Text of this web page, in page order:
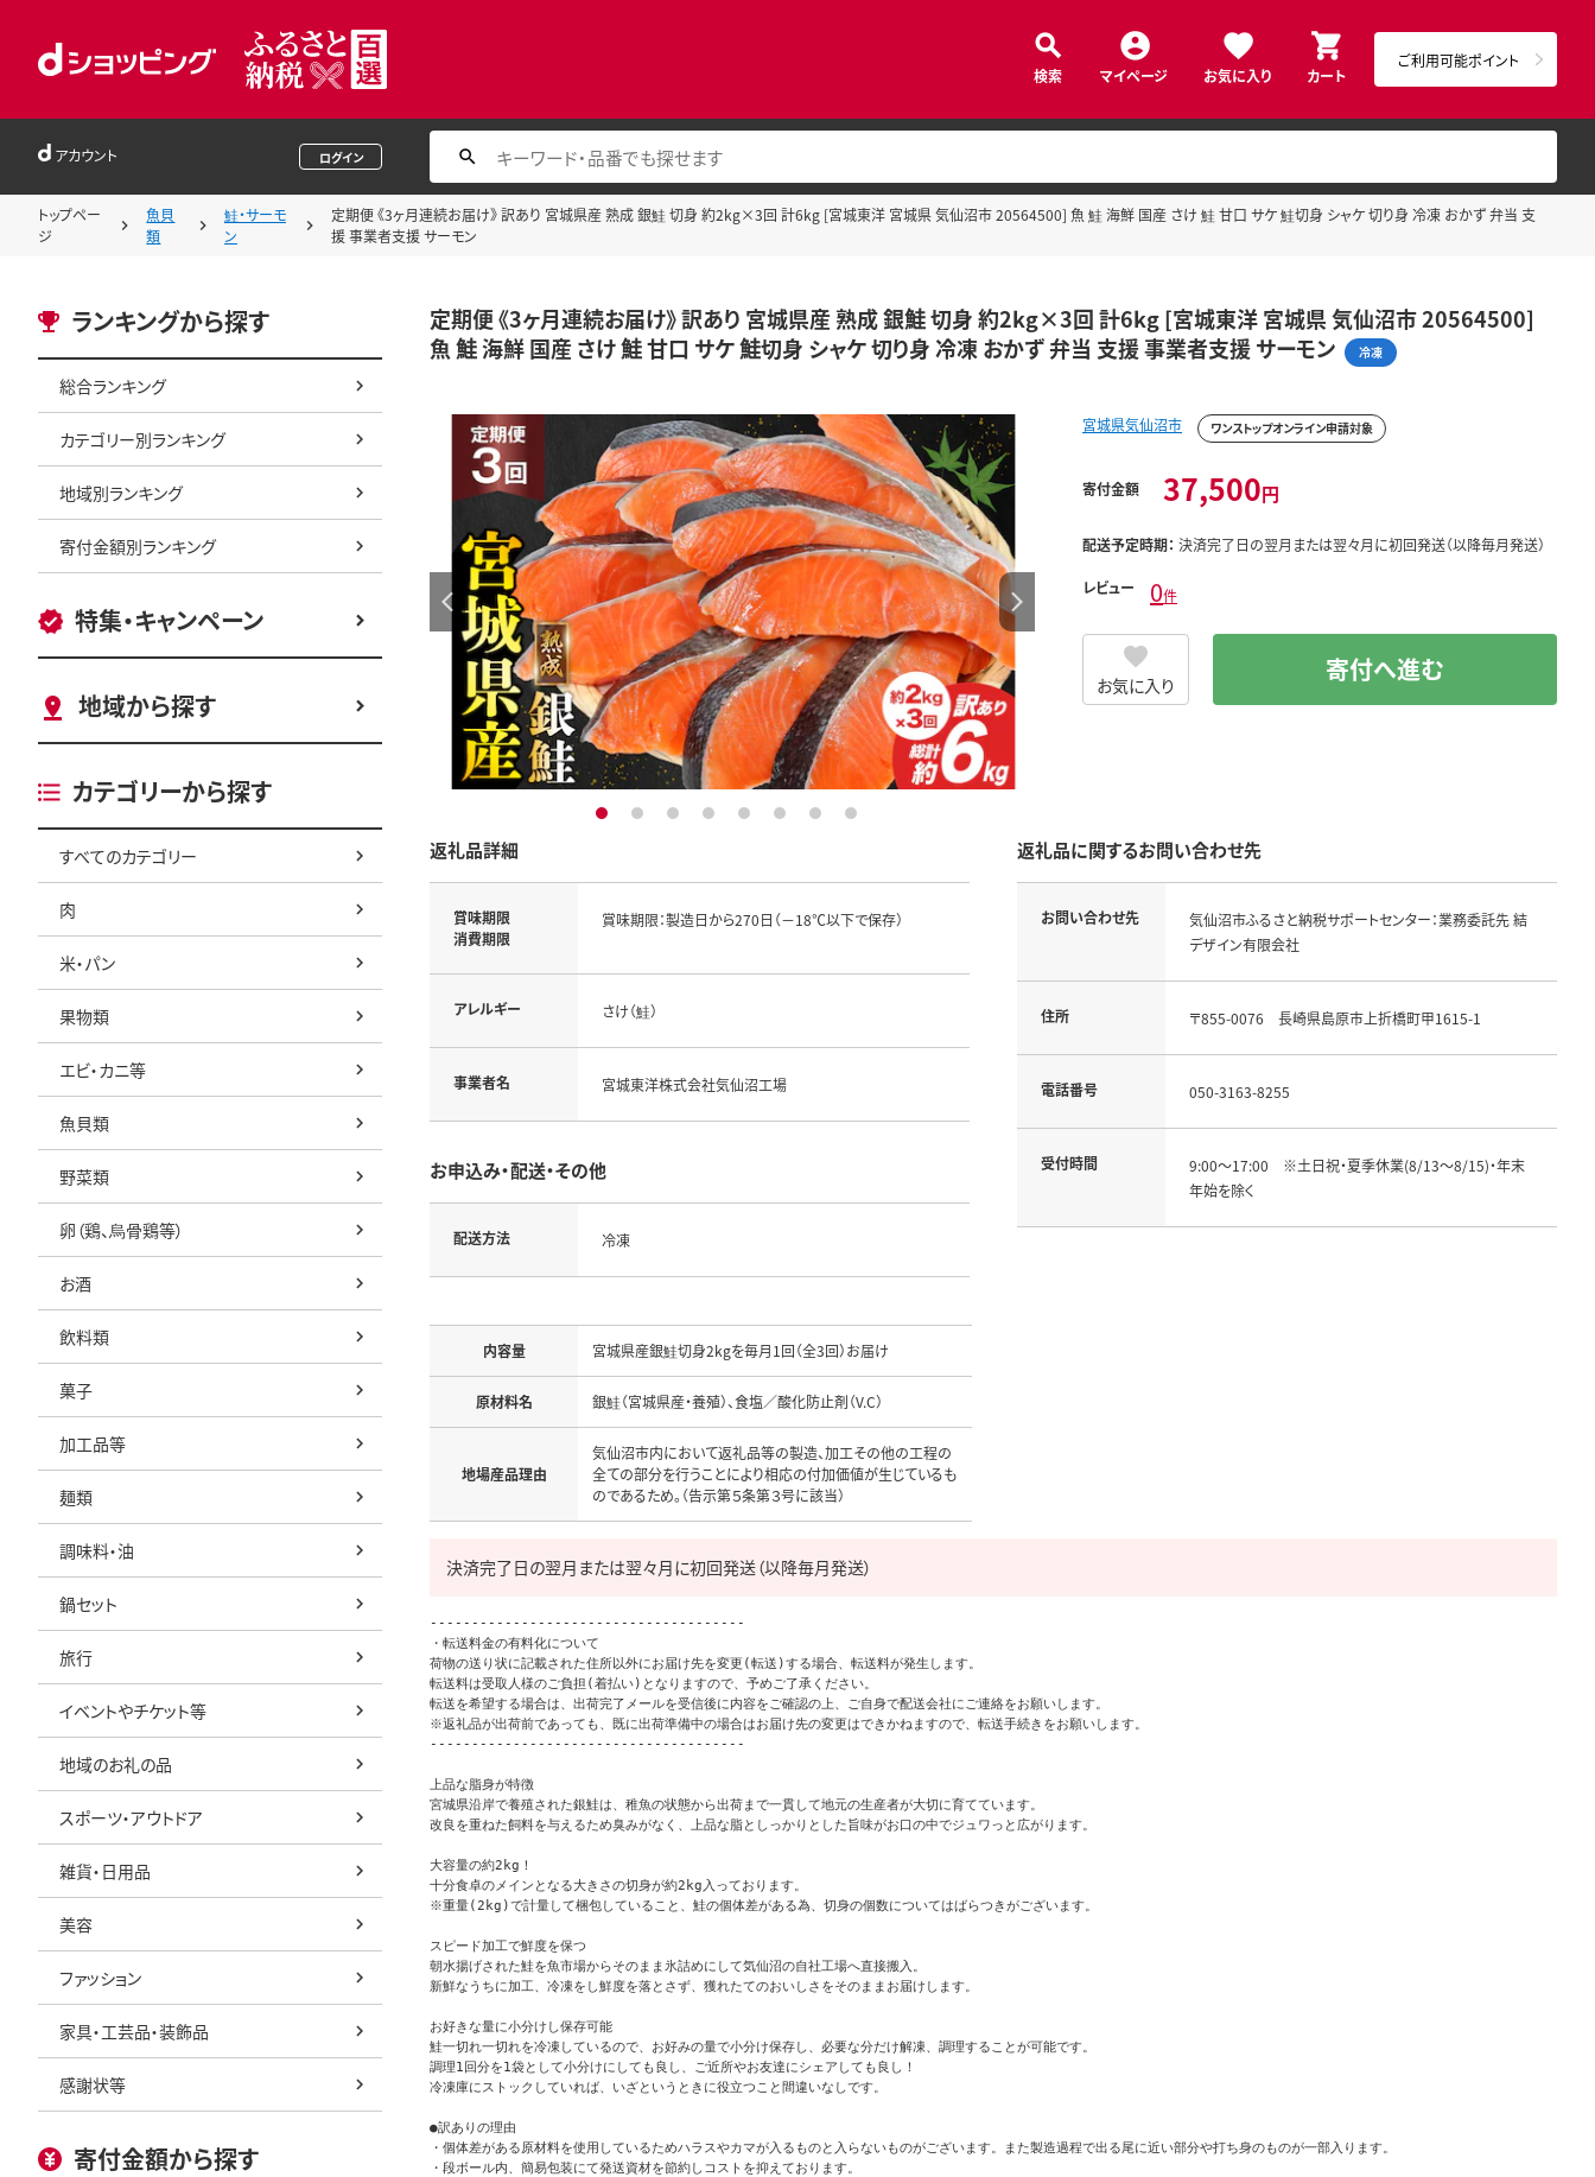
検索 マイページ お気に入り カート
ご利用可能ポイント
アカウント ログイン
トップペー
ジ
魚貝
類
鮭・サーモ
ン
定期便 《3ヶ月連続お届け》 訳あり 宮城県産 熟成 銀鮭 切身 約2kg×3回 計6kg [宮城東洋 宮城県 気仙沼市 20564500] 魚 鮭 海鮮 国産 さけ 鮭 甘口 サケ 鮭切身 シャケ 切り身 冷凍 おかず 弁当 支
援 事業者支援 サーモン
ランキングから探す
総合ランキング
カテゴリー別ランキング
地域別ランキング
寄付金額別ランキング
特集・キャンペーン
地域から探す
カテゴリーから探す
すべてのカテゴリー
肉
米・パン
果物類
エビ・カニ等
魚貝類
野菜類
卵（鶏、烏骨鶏等）
お酒
飲料類
菓子
加工品等
麺類
調味料・油
鍋セット
旅行
イベントやチケット等
地域のお礼の品
スポーツ・アウトドア
雑貨・日用品
美容
ファッション
家具・工芸品・装飾品
感謝状等
寄付金額から探す
定期便 《3ヶ月連続お届け》 訳あり 宮城県産 熟成 銀鮭 切身 約2kg×3回 計6kg [宮城東洋 宮城県 気仙沼市 20564500]
魚 鮭 海鮮 国産 さけ 鮭 甘口 サケ 鮭切身 シャケ 切り身 冷凍 おかず 弁当 支援 事業者支援 サーモン
冷凍
1 2 3 4 5 6 7 8
宮城県気仙沼市 ワンストップオンライン申請対象
寄付金額 37,500円
配送予定時期： 決済完了日の翌月または翌々月に初回発送（以降毎月発送）
レビュー 0件
お気に入り 寄付へ進む
返礼品詳細
賞味期限
消費期限
賞味期限：製造日から270日（－18℃以下で保存）
アレルギー さけ（鮭）
事業者名 宮城東洋株式会社気仙沼工場
お申込み・配送・その他
配送方法 冷凍
返礼品に関するお問い合わせ先
お問い合わせ先
気仙沼市ふるさと納税サポートセンター：業務委託先 結
デザイン有限会社
住所 〒855-0076　長崎県島原市上折橋町甲1615-1
電話番号 050-3163-8255
受付時間
9:00～17:00　※土日祝・夏季休業(8/13～8/15)・年末
年始を除く
内容量 宮城県産銀鮭切身2kgを毎月1回（全3回）お届け
原材料名 銀鮭（宮城県産・養殖）、食塩／酸化防止剤（V.C）
地場産品理由
気仙沼市内において返礼品等の製造、加工その他の工程の
全ての部分を行うことにより相応の付加価値が生じているも
のであるため。（告示第５条第３号に該当）
決済完了日の翌月または翌々月に初回発送（以降毎月発送）
--------------------------------------
・転送料金の有料化について
荷物の送り状に記載された住所以外にお届け先を変更(転送)する場合、転送料が発生します。
転送料は受取人様のご負担(着払い)となりますので、予めご了承ください。
転送を希望する場合は、出荷完了メールを受信後に内容をご確認の上、ご自身で配送会社にご連絡をお願いします。
※返礼品が出荷前であっても、既に出荷準備中の場合はお届け先の変更はできかねますので、転送手続きをお願いします。
--------------------------------------
上品な脂身が特徴
宮城県沿岸で養殖された銀鮭は、稚魚の状態から出荷まで一貫して地元の生産者が大切に育てています。
改良を重ねた飼料を与えるため臭みがなく、上品な脂としっかりとした旨味がお口の中でジュワっと広がります。
大容量の約2kg！
十分食卓のメインとなる大きさの切身が約2kg入っております。
※重量(2kg)で計量して梱包していること、鮭の個体差がある為、切身の個数についてはばらつきがございます。
スピード加工で鮮度を保つ
朝水揚げされた鮭を魚市場からそのまま氷詰めにして気仙沼の自社工場へ直接搬入。
新鮮なうちに加工、冷凍をし鮮度を落とさず、獲れたてのおいしさをそのままお届けします。
お好きな量に小分けし保存可能
鮭一切れ一切れを冷凍しているので、お好みの量で小分け保存し、必要な分だけ解凍、調理することが可能です。
調理1回分を1袋として小分けにしても良し、ご近所やお友達にシェアしても良し！
冷凍庫にストックしていれば、いざというときに役立つこと間違いなしです。
●訳ありの理由
・個体差がある原材料を使用しているためハラスやカマが入るものと入らないものがございます。また製造過程で出る尾に近い部分や打ち身のものが一部入ります。
・段ボール内、簡易包装にて発送資材を節約しコストを抑えております。